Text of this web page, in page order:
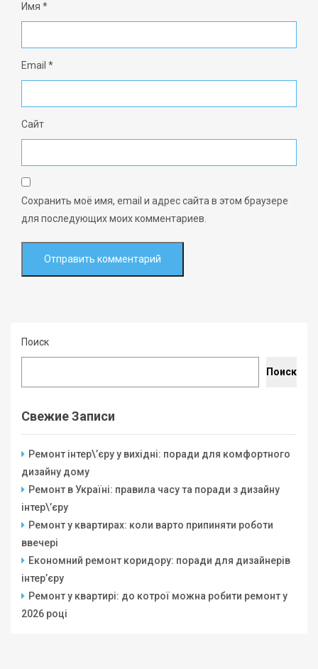
Имя *
Email *
Сайт
Сохранить моё имя, email и адрес сайта в этом браузере
для последующих моих комментариев.
Поиск
Поиск
Свежие Записи
Ремонт інтер\’єру у вихідні: поради для комфортного
дизайну дому
Ремонт в Україні: правила часу та поради з дизайну
інтер\’єру
Ремонт у квартирах: коли варто припиняти роботи
ввечері
Економний ремонт коридору: поради для дизайнерів
інтер’єру
Ремонт у квартирі: до котрої можна робити ремонт у
2026 році